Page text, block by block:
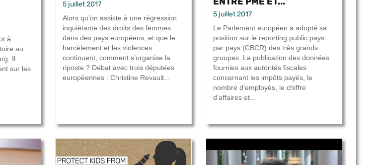
à
au
Il
sur les
5 juillet 2017
Alors qu’on assiste à une régression
inquiétante des droits des femmes
dans des pays européens, et que le
harcèlement et les violences
continuent, comment s’organise la
riposte ? Débat avec trois députées
européennes : Christine Revault...
5 juillet 2017
Le Parlement européen a adopté sa
position sur le reporting public pays
par pays (CBCR) des très grands
groupes. La publication des données
fournies aux autorités fiscales
concernant les impôts payés, le
nombre d’employés, le chiffre
d’affaires et...